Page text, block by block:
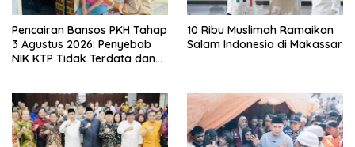
Pencairan Bansos PKH Tahap
3 Agustus 2026: Penyebab
NIK KTP Tidak Terdata dan
10 Ribu Muslimah Ramaikan
Salam Indonesia di Makassar